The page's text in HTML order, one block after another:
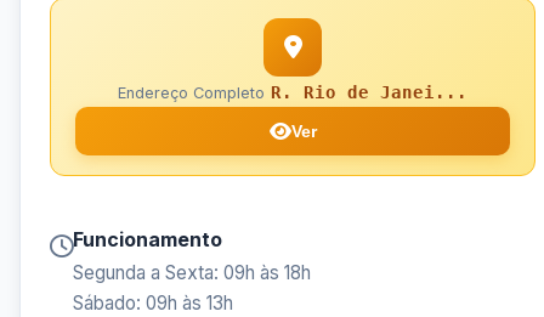
Endereço Completo R. Rio de Janei...
Ver
Funcionamento
Segunda a Sexta: 09h às 18h
Sábado: 09h às 13h